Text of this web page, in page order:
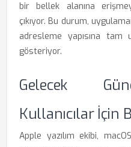
bir bellek alanına
çıkıyor. Bu durum,
adresleme yapısına tam
gösteriyor.
Gelecek
Kullanıcılar İçin
Apple yazılım ekibi,